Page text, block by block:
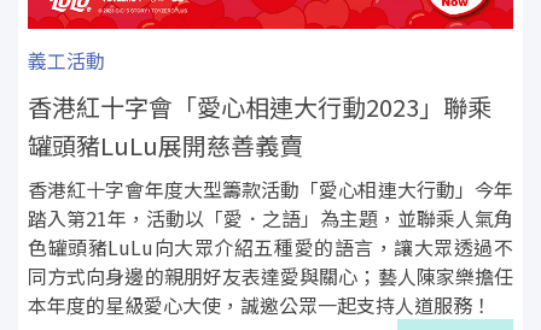
義工活動
香港紅十字會「愛心相連大行動2023」聯乘
罐頭豬LuLu展開慈善義賣
香港紅十字會年度大型籌款活動「愛心相連大行動」今年
踏入第21年，活動以「愛．之語」為主題，並聯乘人氣角
色罐頭豬LuLu向大眾介紹五種愛的語言，讓大眾透過不
同方式向身邊的親朋好友表達愛與關心；藝人陳家樂擔任
本年度的星級愛心大使，誠邀公眾一起支持人道服務！